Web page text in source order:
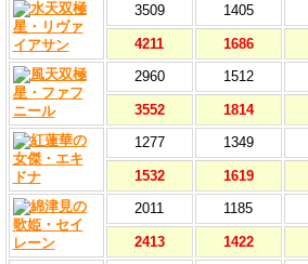
3509
1405
4211 1686
2960
1512
3552 1814
1277
1349
1532 1619
2011
1185
2413 1422